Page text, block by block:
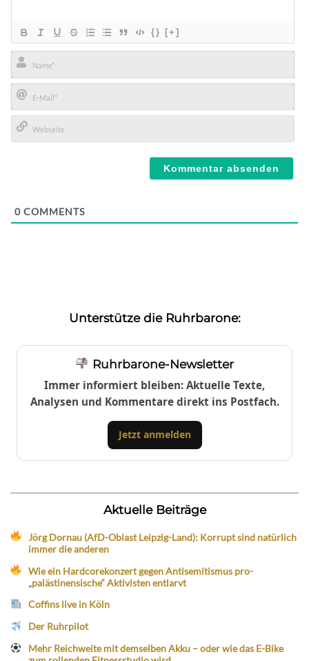
{} [+]
Name*
E-
Mail*
0 COMMENTS
Unterstütze die Ruhrbarone:
Ruhrbarone-Newsletter
Immer informiert bleiben: Aktuelle Texte,
Analysen und Kommentare direkt ins Postfach.
Jetzt anmelden
Aktuelle Beiträge
Jörg Dornau (AfD-Oblast Leipzig-Land): Korrupt sind natürlich
immer die anderen
Wie ein Hardcorekonzert gegen Antisemitismus pro-
„palästinensische“ Aktivisten entlarvt
Coffins live in Köln
Der Ruhrpilot
Mehr Reichweite mit demselben Akku – oder wie das E-Bike